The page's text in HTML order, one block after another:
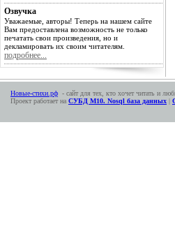
Озвучка
Уважаемые, авторы! Теперь на нашем сайте
Вам предоставлена возможность не только
печатать свои произведения, но и
декламировать их своим читателям.
подробнее...
Новые-стихи.рф - сайт для тех, кто хочет читать и
Проект работает на СУБД М10. Nosql база данных |